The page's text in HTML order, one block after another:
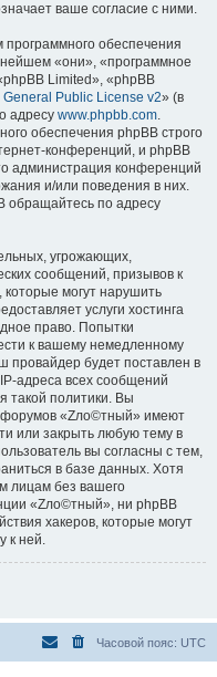
ваше согласие с ними.
обеспечения
«они», «программное
Limited», «phpBB
General Public License v2» (в
адресу www.phpbb.com.
обеспечения phpBB строго
конференций, и phpBB
администрация конференций
и/или поведения в них.
обращайтесь по адресу
угрожающих,
сообщений, призывов к
могут нарушить
услуги хостинга
право. Попытки
к вашему немедленному
провайдер будет поставлен в
адреса всех сообщений
такой политики. Вы
форумов «Zло©тный» имеют
или закрыть любую тему в
вы согласны с тем,
в базе данных. Хотя
лицам без вашего
«Zло©тный», ни phpBB
хакеров, которые могут
к ней.
Часовой пояс: UTC